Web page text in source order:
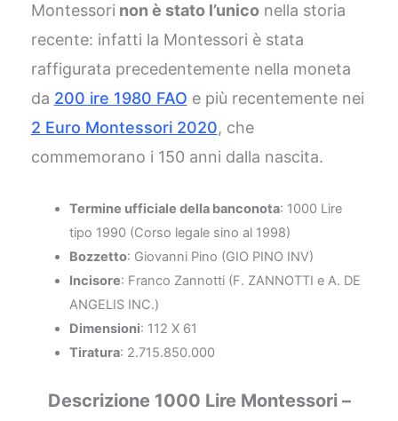
Montessori non è stato l’uniconella storia
recente: infatti la Montessori è stata
raffigurata precedentemente nella moneta
da 200 ire 1980 FAO e più recentemente nei
2 Euro Montessori 2020, che
commemorano i 150 anni dalla nascita.
Termine ufficiale della banconota: 1000 Lire
tipo 1990 (Corso legale sino al 1998)
Bozzetto: Giovanni Pino (GIO PINO INV)
Incisore: Franco Zannotti (F. ZANNOTTI e A. DE
ANGELIS INC.)
Dimensioni: 112 X 61
Tiratura: 2.715.850.000
Descrizione 1000 Lire Montessori –